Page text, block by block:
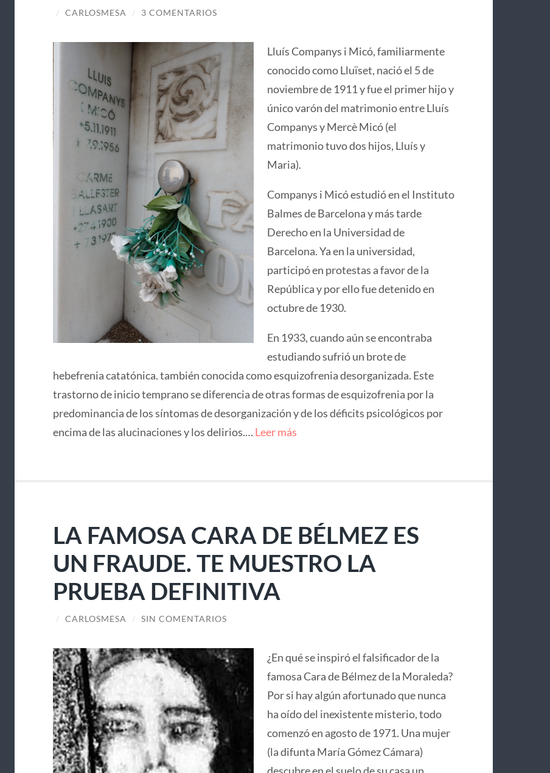
/ CARLOSMESA / 3 COMENTARIOS
Lluís Companys i Micó, familiarmente
conocido como Lluïset, nació el 5 de
noviembre de 1911 y fue el primer hijo y
único varón del matrimonio entre Lluís
Companys y Mercè Micó (el
matrimonio tuvo dos hijos, Lluís y
Maria).
Companys i Micó estudió en el Instituto
Balmes de Barcelona y más tarde
Derecho en la Universidad de
Barcelona. Ya en la universidad,
participó en protestas a favor de la
República y por ello fue detenido en
octubre de 1930.
En 1933, cuando aún se encontraba
estudiando sufrió un brote de
hebefrenia catatónica. también conocida como esquizofrenia desorganizada. Este
trastorno de inicio temprano se diferencia de otras formas de esquizofrenia por la
predominancia de los síntomas de desorganización y de los déficits psicológicos por
encima de las alucinaciones y los delirios.…Leer más
LA FAMOSA CARA DE BÉLMEZ ES
UN FRAUDE. TE MUESTRO LA
PRUEBA DEFINITIVA
/ CARLOSMESA / SIN COMENTARIOS
¿En qué se inspiró el falsificador de la
famosa Cara de Bélmez de la Moraleda?
Por si hay algún afortunado que nunca
ha oído del inexistente misterio, todo
comenzó en agosto de 1971. Una mujer
(la difunta María Gómez Cámara)